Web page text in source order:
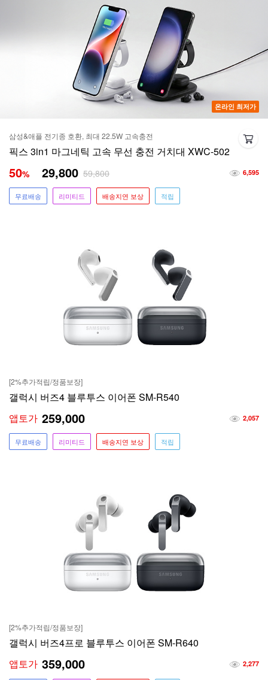
온라인 최저가
삼성&애플 전기종 호환, 최대 22.5W 고속충전
픽스 3in1 마그네틱 고속 무선 충전 거치대 XWC-502
6,595
50% 29,800 59,800
무료배송 리미티드 배송지연 보상 적립
[2%추가적립/정품보장]
갤럭시 버즈4 블루투스 이어폰 SM-R540
2,057
앱토가 259,000
무료배송 리미티드 배송지연 보상 적립
[2%추가적립/정품보장]
갤럭시 버즈4프로 블루투스 이어폰 SM-R640
2,277
앱토가 359,000